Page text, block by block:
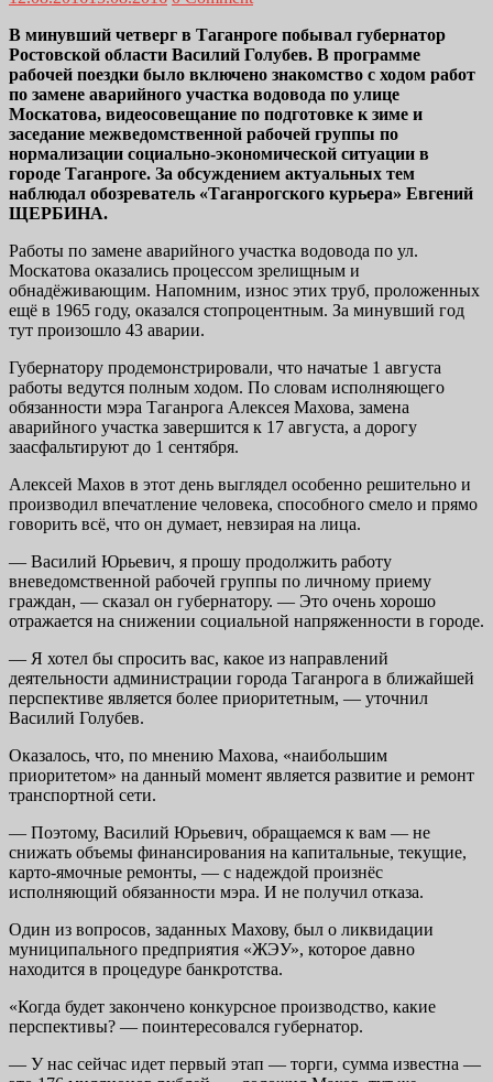
В минувший четверг в Таганроге побывал губернатор
Ростовской области Василий Голубев. В программе
рабочей поездки было включено знакомство с ходом работ
по замене аварийного участка водовода по улице
Москатова, видеосовещание по подготовке к зиме и
заседание межведомственной рабочей группы по
нормализации социально-экономической ситуации в
городе Таганроге. За обсуждением актуальных тем
наблюдал обозреватель «Таганрогского курьера» Евгений
ЩЕРБИНА.
Работы по замене аварийного участка водовода по ул.
Москатова оказались процессом зрелищным и
обнадёживающим. Напомним, износ этих труб, проложенных
ещё в 1965 году, оказался стопроцентным. За минувший год
тут произошло 43 аварии.
Губернатору продемонстрировали, что начатые 1 августа
работы ведутся полным ходом. По словам исполняющего
обязанности мэра Таганрога Алексея Махова, замена
аварийного участка завершится к 17 августа, а дорогу
заасфальтируют до 1 сентября.
Алексей Махов в этот день выглядел особенно решительно и
производил впечатление человека, способного смело и прямо
говорить всё, что он думает, невзирая на лица.
— Василий Юрьевич, я прошу продолжить работу
вневедомственной рабочей группы по личному приему
граждан, — сказал он губернатору. — Это очень хорошо
отражается на снижении социальной напряженности в городе.
— Я хотел бы спросить вас, какое из направлений
деятельности администрации города Таганрога в ближайшей
перспективе является более приоритетным, — уточнил
Василий Голубев.
Оказалось, что, по мнению Махова, «наибольшим
приоритетом» на данный момент является развитие и ремонт
транспортной сети.
— Поэтому, Василий Юрьевич, обращаемся к вам — не
снижать объемы финансирования на капитальные, текущие,
карто-ямочные ремонты, — с надеждой произнёс
исполняющий обязанности мэра. И не получил отказа.
Один из вопросов, заданных Махову, был о ликвидации
муниципального предприятия «ЖЭУ», которое давно
находится в процедуре банкротства.
«Когда будет закончено конкурсное производство, какие
перспективы? — поинтересовался губернатор.
— У нас сейчас идет первый этап — торги, сумма известна —